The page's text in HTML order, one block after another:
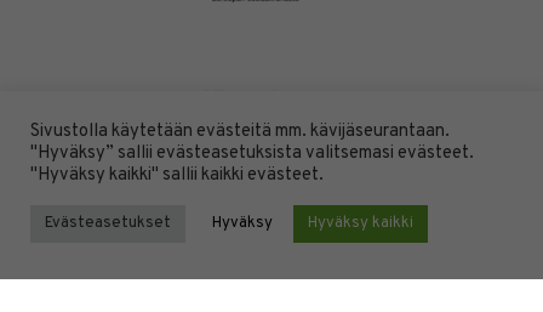
DESIGN BYDIGITAALI
Sivustolla käytetään evästeitä mm. kävijäseurantaan.
"Hyväksy” sallii evästeasetuksista valitsemasi evästeet.
"Hyväksy kaikki" sallii kaikki evästeet.
Evästeasetukset Hyväksy Hyväksy kaikki